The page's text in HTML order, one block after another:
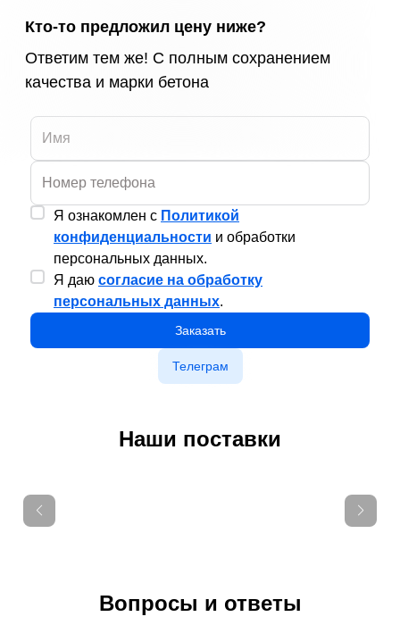
Кто-то предложил цену ниже?
Ответим тем же! С полным сохранением
качества и марки бетона
Я ознакомлен с Политикой
конфиденциальности и обработки
персональных данных.
Я даю согласие на обработку
персональных данных.
Телеграм
Заказать
Наши поставки
Вопросы и ответы